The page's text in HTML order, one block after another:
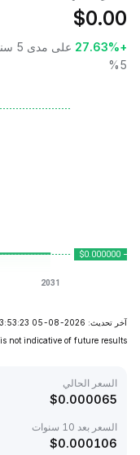
$0.00
+27.63%
5%
آخر تحديث: 2026-08-05 23:53:23
not indicative of future results.
السعر الحالي
$0.000065
السعر بعد 10 سنوات
$0.000106